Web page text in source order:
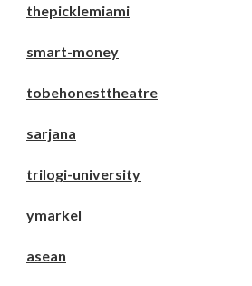
thepicklemiami
smart-money
tobehonesttheatre
sarjana
trilogi-university
ymarkel
asean